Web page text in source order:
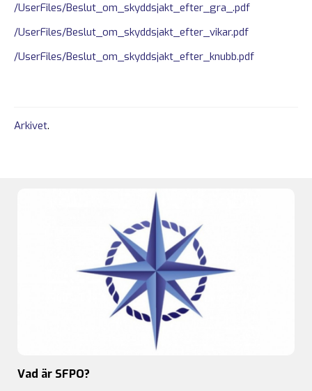
/UserFiles/Beslut_om_skyddsjakt_efter_gra_.pdf
/UserFiles/Beslut_om_skyddsjakt_efter_vikar.pdf
/UserFiles/Beslut_om_skyddsjakt_efter_knubb.pdf
Arkivet.
Vad är SFPO?